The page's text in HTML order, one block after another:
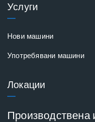
Услуги
Нови машини
Употребявани машини
Локации
Производствена